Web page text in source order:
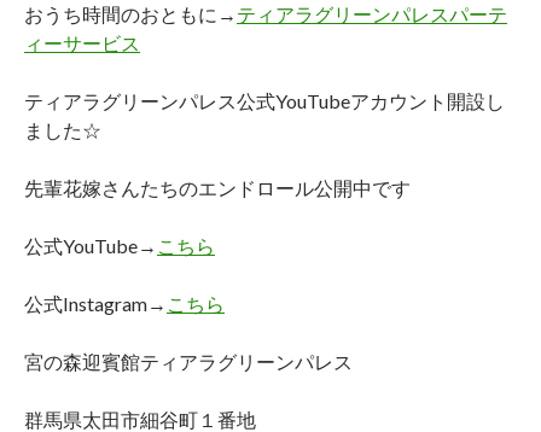
おうち時間のおともに→ ティアラグリーンパレスパーテ
ィーサービス
ティアラグリーンパレス公式YouTubeアカウント開設し
ました☆
先輩花嫁さんたちのエンドロール公開中です
公式YouTube→ こちら
公式Instagram→ こちら
宮の森迎賓館ティアラグリーンパレス
群馬県太田市細谷町１番地